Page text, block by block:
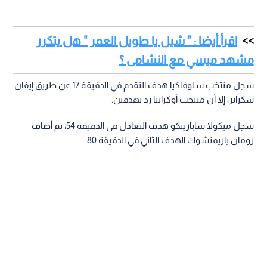
اقرأ أيضا : " شيل يا طويل العمر " هل يتكرر
مشهد ميسي مع النشامى ؟
سجل منتخب سلوفاكيا هدف التقدم في الدقيقة 17 عن طريق إيفان
سكرانز، إلا أن منتخب أوكرانيا رد بهدفين.
سجل ميكولا شابارينكو هدف التعادل في الدقيقة 54، ثم أضاف
رومان ياريمتشوك الهدف الثاني في الدقيقة 80.